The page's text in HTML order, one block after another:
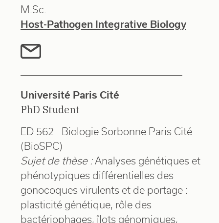
M.Sc.
Host-Pathogen Integrative Biology
Université Paris Cité
PhD Student
ED 562 - Biologie Sorbonne Paris Cité
(BioSPC)
Sujet de thèse : Analyses génétiques et
phénotypiques différentielles des
gonocoques virulents et de portage :
plasticité génétique, rôle des
bactériophages, îlots génomiques,